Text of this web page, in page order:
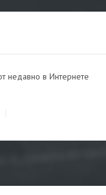
недавно в Интернете